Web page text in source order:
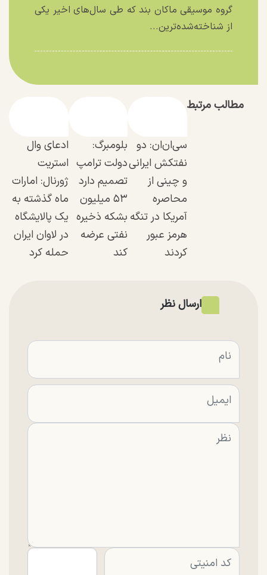
گروه موسیقی ماکان بند که طی سال‌های اخیر یکی
از شناخته‌شده‌ترین...
مطالب مرتبط
سی‌ان‌ان: دو
نفتکش ایرانی
و چینی از
محاصره
آمریکا در تنگه
هرمز عبور
کردند
بلومبرگ:
دولت ترامپ
تصمیم دارد
۵۳ میلیون
بشکه ذخیره
نفتی عرضه
کند
ادعای وال
استریت
ژورنال: امارات
ماه گذشته به
یک پالایشگاه
در لاوان ایران
حمله کرد
ارسال نظر